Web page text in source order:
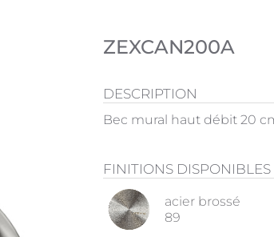
ZEXCAN200A
DESCRIPTION
Bec mural haut débit 20
FINITIONS DISPONIBLES
acier brossé
89